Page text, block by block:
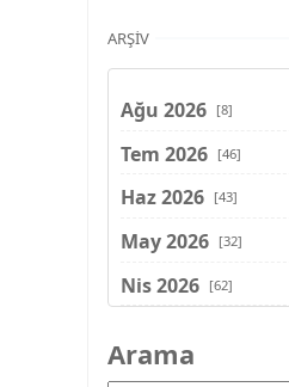
ARŞIV
Ağu 2026 [8]
Tem 2026 [46]
Haz 2026 [43]
May 2026 [32]
Nis 2026 [62]
Şub 2026
Arama